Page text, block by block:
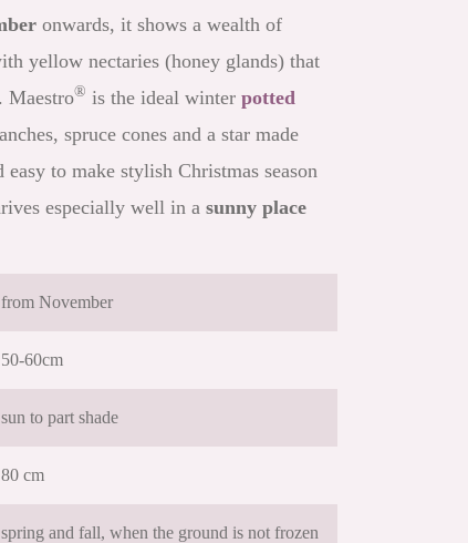
onwards, it shows a wealth of
yellow nectaries (honey glands) that
Maestro® is the ideal winter potted
spruce cones and a star made
to make stylish Christmas season
especially well in a sunny place
from November
50-60cm
sun to part shade
80 cm
spring and fall, when the ground is not frozen